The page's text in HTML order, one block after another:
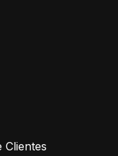
Clientes